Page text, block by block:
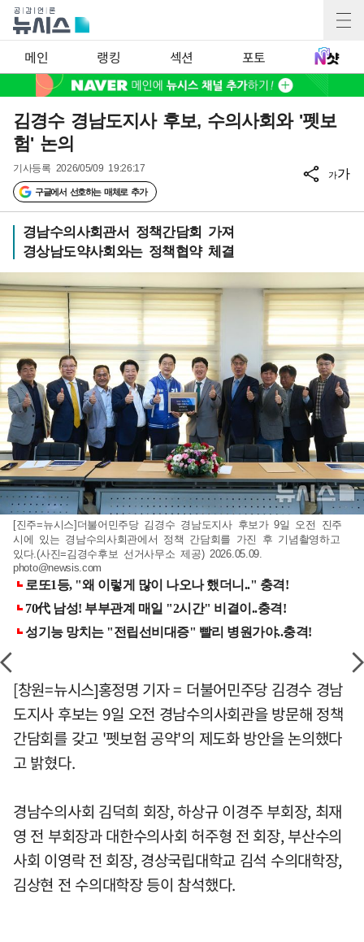
메인 랭킹 섹션 포토
김경수 경남도지사 후보, 수의사회와 '펫보
험' 논의
기사등록 2026/05/09 19:26:17
구글에서 선호하는 매체로 추가
가가
경남수의사회관서 정책간담회 가져
경상남도약사회와는 정책협약 체결
[진주=뉴시스]더불어민주당 김경수 경남도지사 후보가 9일 오전 진주
시에 있는 경남수의사회관에서 정책 간담회를 가진 후 기념촬영하고
있다.(사진=김경수후보 선거사무소 제공) 2026.05.09.
photo@newsis.com
[창원=뉴시스]홍정명 기자 = 더불어민주당 김경수 경남
도지사 후보는 9일 오전 경남수의사회관을 방문해 정책
간담회를 갖고 '펫보험 공약'의 제도화 방안을 논의했다
고 밝혔다.
경남수의사회 김덕희 회장, 하상규 이경주 부회장, 최재
영 전 부회장과 대한수의사회 허주형 전 회장, 부산수의
사회 이영락 전 회장, 경상국립대학교 김석 수의대학장,
김상현 전 수의대학장 등이 참석했다.